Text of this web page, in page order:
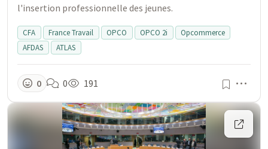
l'insertion professionnelle des jeunes.
CFA France Travail OPCO OPCO 2i
Opcommerce
AFDAS
ATLAS
0 0 191